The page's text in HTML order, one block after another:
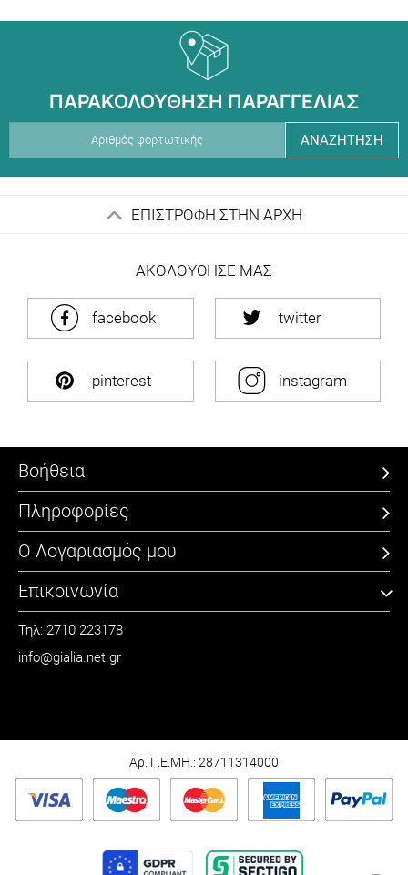
ΠΑΡΑΚΟΛΟΥΘΗΣΗ ΠΑΡΑΓΓΕΛΙΑΣ
ΑΝΑΖΗΤΗΣΗ
ΕΠΙΣΤΡΟΦΗ ΣΤΗΝ ΑΡΧΗ
ΑΚΟΛΟΥΘΗΣΕ ΜΑΣ
facebook twitter
pinterest instagram
Βοήθεια
Πληροφορίες
Ο Λογαριασμός μου
Επικοινωνία
Τηλ: 2710 223178
info@gialia.net.gr
Αρ. Γ.Ε.ΜΗ.: 28711314000